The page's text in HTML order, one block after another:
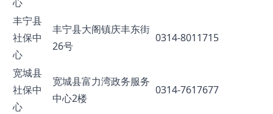
丰宁县
社保中
心
丰宁县大阁镇庆丰东街
26号
0314-8011715
宽城县
社保中
心
宽城县富力湾政务服务
中心2楼
0314-7617677